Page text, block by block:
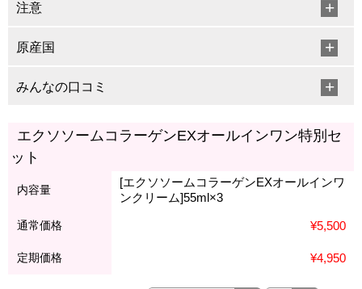
注意
原産国
みんなの口コミ
エクソソームコラーゲンEXオールインワン特別セ
ット
内容量
[エクソソームコラーゲンEXオールインワ
ンクリーム]55ml×3
通常価格 ¥5,500
定期価格 ¥4,950